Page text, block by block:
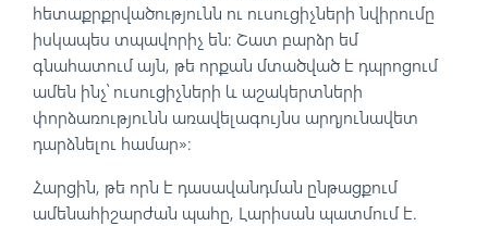
հետաքրքրվածությունն ու ուսուցիչների նվիրումը
իսկապես տպավորիչ են: Շատ բարձր եմ
գնահատում այն, թե որքան մտածված է դպրոցում
ամեն ինչ՝ ուսուցիչների և աշակերտների
փորձառությունն առավելագույնս արդյունավետ
դարձնելու համար»։
Հարցին, թե որն է դասավանդման ընթացքում
ամենահիշարժան պահը, Լարիսան պատմում է.